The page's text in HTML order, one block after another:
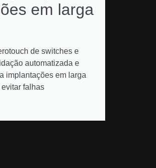
em larga
de switches e
automatizada e
implantações em larga
falhas